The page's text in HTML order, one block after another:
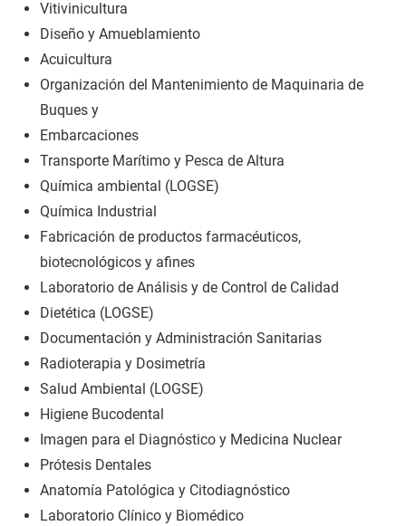
Vitivinicultura
Diseño y Amueblamiento
Acuicultura
Organización del Mantenimiento de Maquinaria de
Buques y
Embarcaciones
Transporte Marítimo y Pesca de Altura
Química ambiental (LOGSE)
Química Industrial
Fabricación de productos farmacéuticos,
biotecnológicos y afines
Laboratorio de Análisis y de Control de Calidad
Dietética (LOGSE)
Documentación y Administración Sanitarias
Radioterapia y Dosimetría
Salud Ambiental (LOGSE)
Higiene Bucodental
Imagen para el Diagnóstico y Medicina Nuclear
Prótesis Dentales
Anatomía Patológica y Citodiagnóstico
Laboratorio Clínico y Biomédico